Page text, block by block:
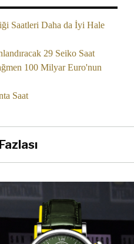
Saatleri Daha da İyi Hale
29 Seiko Saat
100 Milyar Euro'nun
Saat